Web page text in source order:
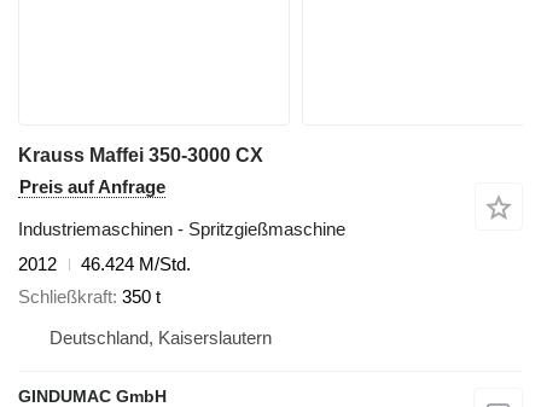
Krauss Maffei 350-3000 CX
Preis auf Anfrage
Industriemaschinen - Spritzgießmaschine
2012
46.424 M/Std.
Schließkraft 350 t
Deutschland, Kaiserslautern
GINDUMAC GmbH